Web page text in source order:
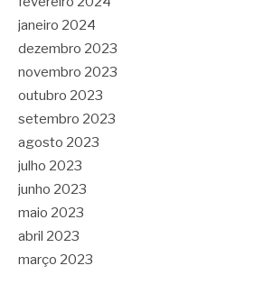
janeiro 2024
dezembro 2023
novembro 2023
outubro 2023
setembro 2023
agosto 2023
julho 2023
junho 2023
maio 2023
abril 2023
março 2023